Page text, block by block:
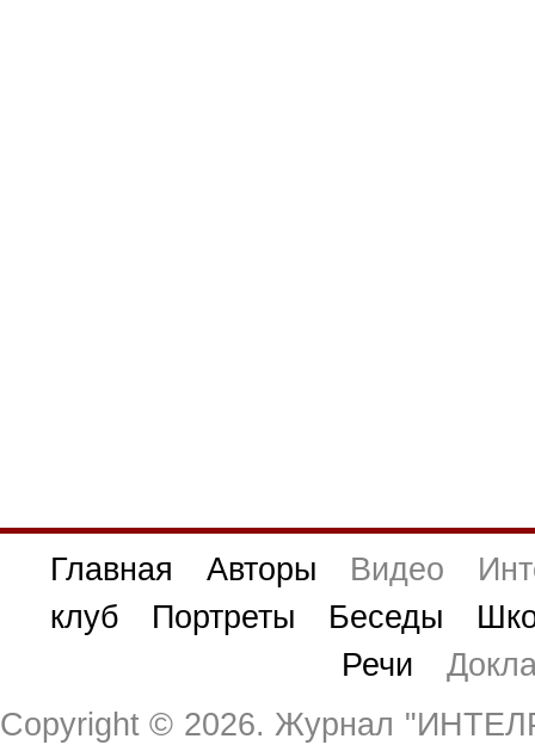
Главная Авторы Видео
клуб
Портреты Беседы
Речи
Copyright © 2026. Журнал